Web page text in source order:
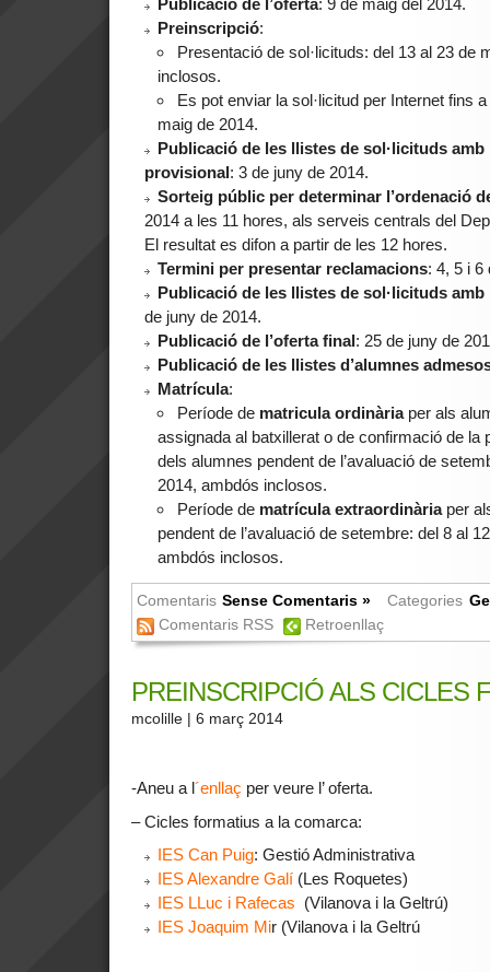
Publicació de l’oferta: 9 de maig del 2014.
Preinscripció:
Presentació de sol·licituds: del 13 al 23 de
inclosos.
Es pot enviar la sol·licitud per Internet fins
maig de 2014.
Publicació de les llistes de sol·licituds
provisional: 3 de juny de 2014.
Sorteig públic per determinar l’ordenació
2014 a les 11 hores, als serveis centrals del
El resultat es difon a partir de les 12 hores.
Termini per presentar reclamacions: 4, 5 i 6
Publicació de les llistes de sol·licituds
de juny de 2014.
Publicació de l’oferta final: 25 de juny de
Publicació de les llistes d’alumnes
Matrícula:
Període de matricula ordinàriaper als
assignada al batxillerat o de confirmació de la
dels alumnes pendent de l’avaluació de
2014, ambdós inclosos.
Període de matrícula extraordinàriaper
pendent de l’avaluació de setembre: del 8 al
ambdós inclosos.
Comentaris Sense Comentaris » Categories
Comentaris RSS
Retroenllaç
PREINSCRIPCIÓ ALS CICLES
mcolille | 6 març 2014
-Aneu a l´enllaç per veure l’ oferta.
– Cicles formatius a la comarca:
IES Can Puig: Gestió Administrativa
IES Alexandre Galí (Les Roquetes)
IES LLuc i Rafecas (Vilanova i la Geltrú)
IES Joaquim Mir (Vilanova i la Geltrú